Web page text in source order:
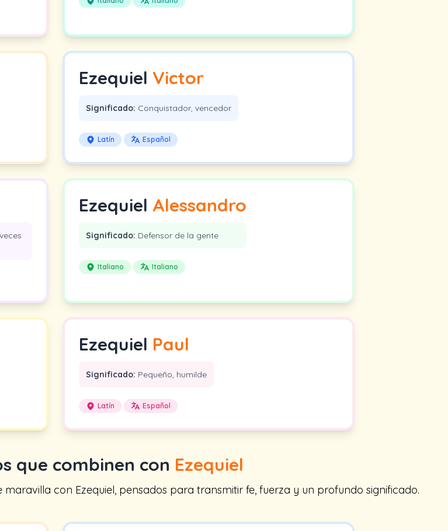
Ezequiel Victor
Significado: Conquistador, vencedor
Latín Español
Ezequiel Alessandro
Significado: Defensor de la gente
Italiano Italiano
Ezequiel Paul
Significado: Pequeño, humilde
Latín Español
que combinen con Ezequiel
con Ezequiel, pensados para transmitir fe, fuerza y un profundo significado.